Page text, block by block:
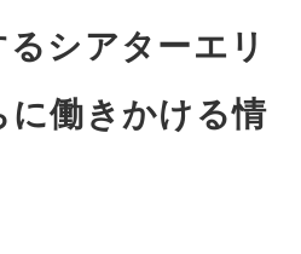
シアターエリ
に働きかける情